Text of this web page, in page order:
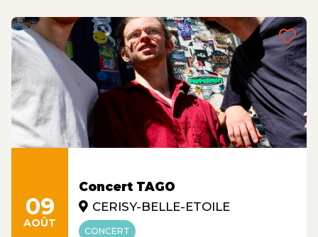
09
AOÛT
Concert TAGO
CERISY-BELLE-ETOILE
CONCERT